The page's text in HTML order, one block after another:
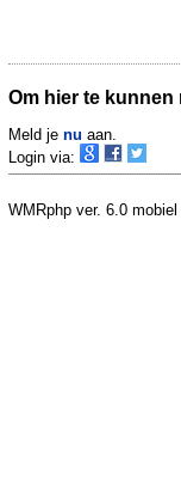
Om hier te kunnen
Meld je nu aan.
Login via:
WMRphp ver. 6.0 mobiel